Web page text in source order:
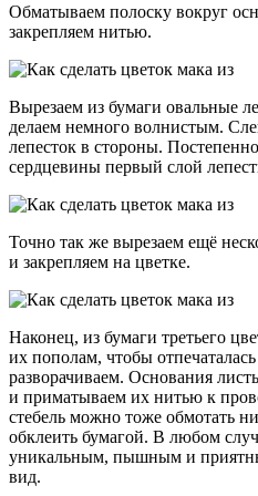
Обматываем полоску вокруг
закрепляем нитью.
Вырезаем из бумаги овальные
делаем немного волнистым.
лепесток в стороны.
сердцевины первый слой
Точно так же вырезаем ещё
и закрепляем на цветке.
Наконец, из бумаги третьего
их пополам, чтобы
разворачиваем. Основания
и приматываем их нитью к
стебель можно тоже обмотать
обклеить бумагой. В любом
уникальным, пышным и
вид.